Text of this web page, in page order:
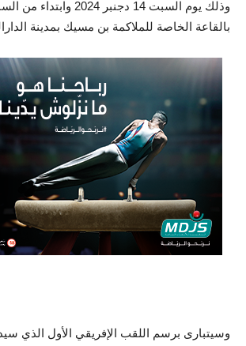
وذلك يوم السبت 14 دجنبر
بالقاعة الخاصة للملاكمة بن مسيك بمدينة
وسيتبارى برسم اللقب الإفريقي الأول الذي